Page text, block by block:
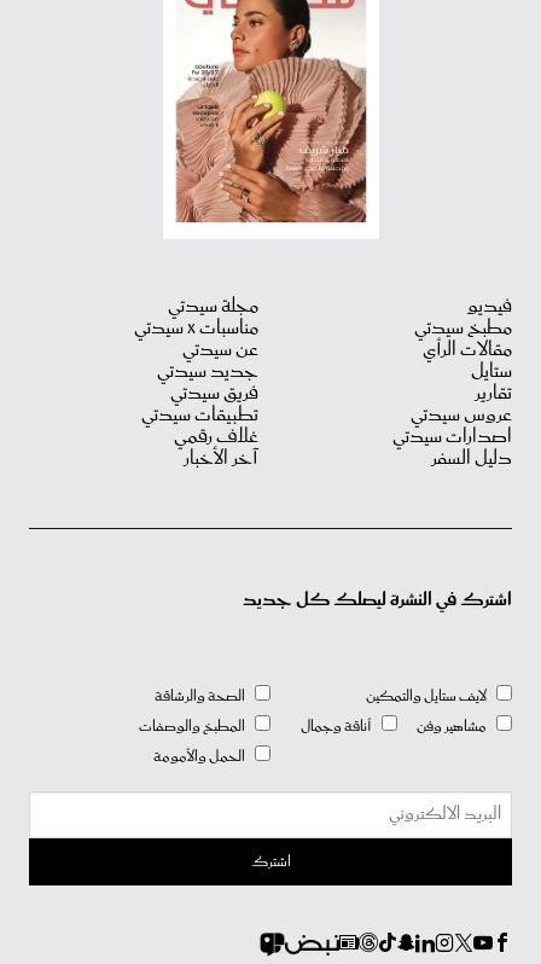
فيديو
مطبخ سيدتي
مقالات الرأي
ستايل
تقارير
عروس سيدتي
اصدارات سيدتي
دليل السفر
مجلة سيدتي
مناسبات X سيدتي
عن سيدتي
جديد سيدتي
فريق سيدتي
تطبيقات سيدتي
غلاف رقمي
آخر الأخبار
اشترك في النشرة ليصلك كل جديد
لايف ستايل والتمكين
مشاهير وفن
أناقة وجمال
الصحة والرشاقة
المطبخ والوصفات
الحمل والأمومة